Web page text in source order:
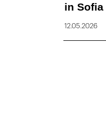
in Sofia
12.05.2026